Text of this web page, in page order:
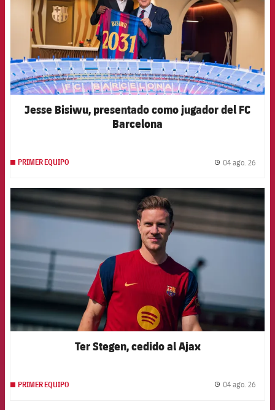
Jesse Bisiwu, presentado como jugador del FC
Barcelona
PRIMER EQUIPO 04 ago. 26
FCB Barcelona badge
Ter Stegen, cedido al Ajax
PRIMER EQUIPO 04 ago. 26